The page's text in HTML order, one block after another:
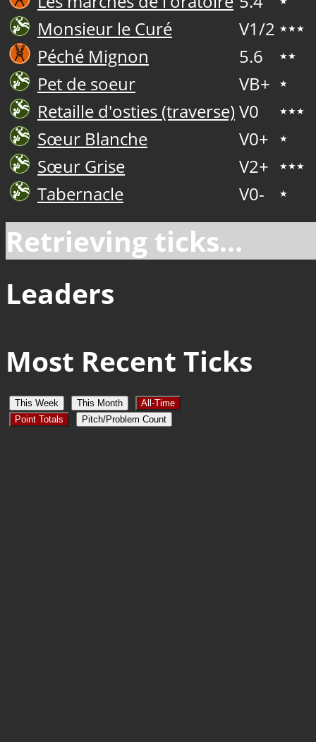
Monsieur le Curé V1/2 ★★★
Péché Mignon 5.6 ★★
Pet de soeur VB+ ★
Retaille d'osties (traverse)V0 ★★★
Sœur Blanche V0+ ★
Sœur Grise V2+ ★★★
Tabernacle V0- ★
Retrieving ticks...
Leaders
Most Recent Ticks
This Week This Month
All-Time
Point Totals
Pitch/Problem Count